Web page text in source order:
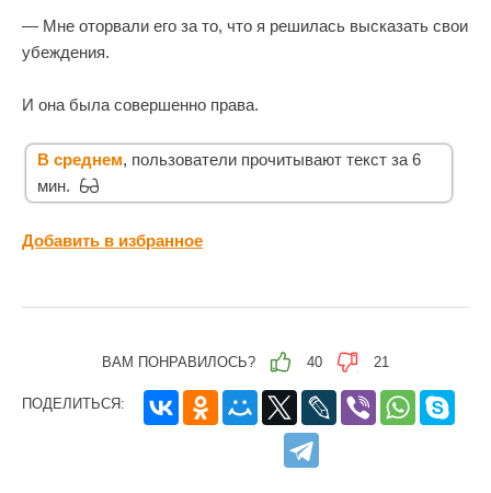
— Мне оторвали его за то, что я решилась высказать свои
убеждения.
И она была совершенно права.
В среднем, пользователи прочитывают текст за 6
мин.
Добавить в избранное
ВАМ ПОНРАВИЛОСЬ? 40 21
ПОДЕЛИТЬСЯ: